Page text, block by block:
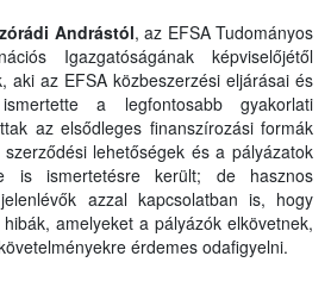
Andrástól, az EFSA Tudományos
Igazgatóságának képviselőjétől
aki az EFSA közbeszerzési eljárásai és
a legfontosabb gyakorlati
az elsődleges finanszírozási formák
lehetőségek és a pályázatok
is ismertetésre került; de hasznos
azzal kapcsolatban is, hogy
amelyeket a pályázók elkövetnek,
érdemes odafigyelni.